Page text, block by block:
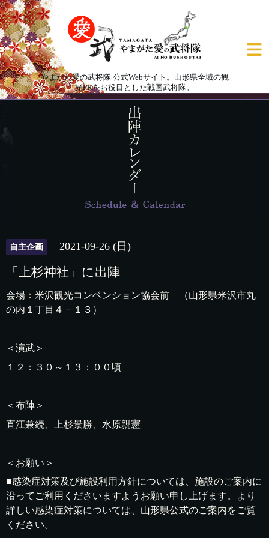
やまがた愛の武将隊 公式Webサイト。山形県全域の観
光PRをお役目とした戦国武将隊。
自主企画 2021-09-26 (日)
「上杉神社」に出陣
会場：米沢観光コンベンション協会前 （山形県米沢市丸
の内１丁目４－１３）
＜演武＞
１２：３０～１３：００頃
＜布陣＞
直江兼続、上杉景勝、水原親憲
＜お願い＞
■感染症対策及び施設利用方針については、施設のご案内に
沿ってご利用くださいますようお願い申し上げます。より
詳しい感染症対策については、山形県公式のご案内をご覧
ください。